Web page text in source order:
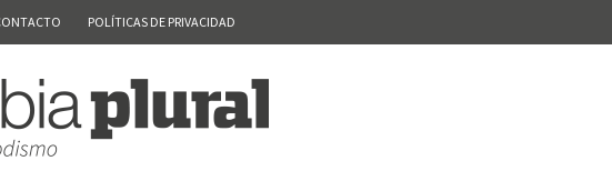
POLÍTICAS DE PRIVACIDAD